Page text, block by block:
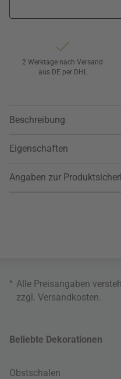
2 Werktage nach Versand
aus DE per DHL
Beschreibung
Eigenschaften
Angaben zur
* Alle Preisangaben
zzgl. Versandkosten
Beliebte Dekorationen
Obstschalen